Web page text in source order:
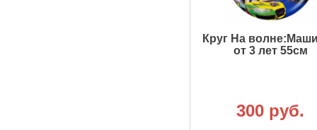
Круг На
от 3 лет 55см
300 руб.